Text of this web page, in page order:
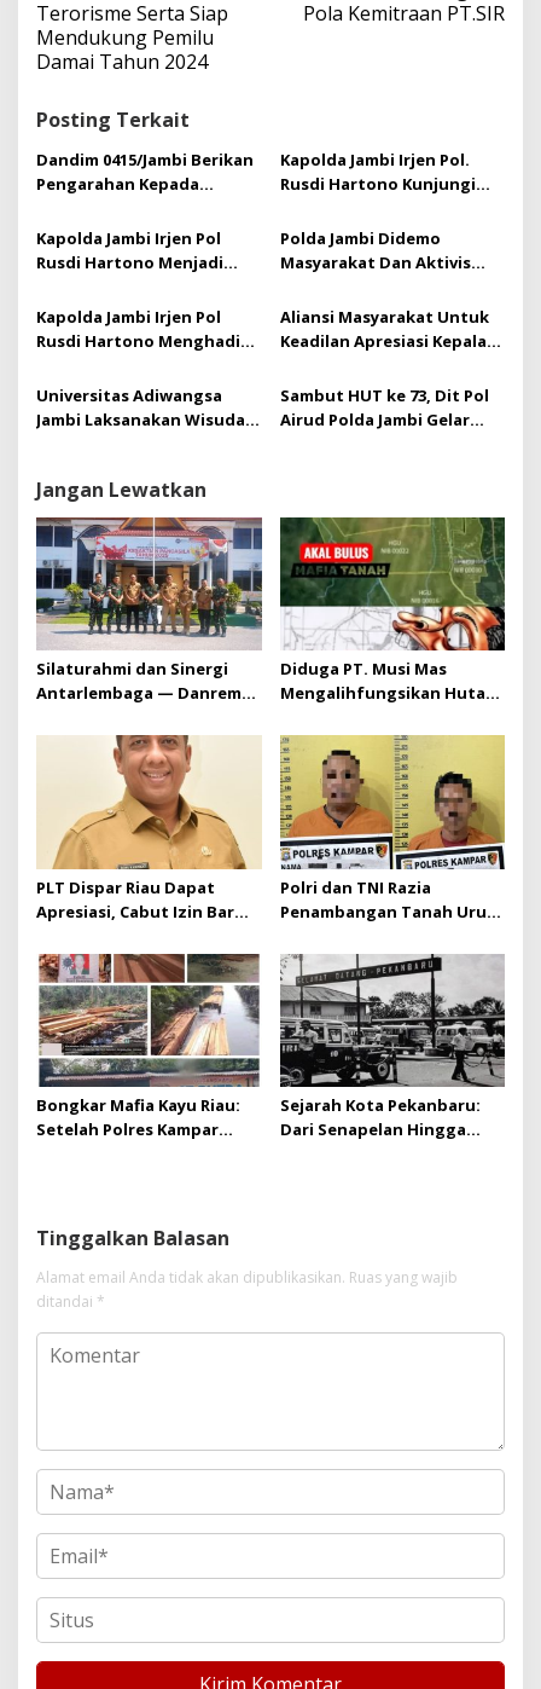
g
a
s
i
o
Terorisme Serta Siap
Mendukung Pemilu
Damai Tahun 2024
Pola Kemitraan PT.SIR
Posting Terkait
Dandim 0415/Jambi Berikan
Pengarahan Kepada
XXIII Kodim 0415/Jambi.
Kapolda Jambi Irjen Pol.
Rusdi Hartono Kunjungi
Jambi
Kapolda Jambi Irjen Pol
Rusdi Hartono Menjadi
Pimpinan Nasional Pemuda
Panca Marga Tahun 2023
Polda Jambi Didemo
Masyarakat Dan Aktivis
Sadat Yang Ditahan Oleh
Pihak Polres Muaro Jambi
Kapolda Jambi Irjen Pol
Rusdi Hartono Menghadiri
Pemilu Serentak Tahun
2024 Provinsi Jambi
Aliansi Masyarakat Untuk
Keadilan Apresiasi Kepala
Jambi Beserta Jajaran
Universitas Adiwangsa
Jambi Laksanakan Wisuda
Wisudawan/i Unaja
Sambut HUT ke 73, Dit Pol
Airud Polda Jambi Gelar
Jangan Lewatkan
Silaturahmi dan Sinergi
Antarlembaga — Danrem
Kejaksaan Negeri Kuansing
Diduga PT. Musi Mas
Mengalihfungsikan Hutan
diduga melebihi batas izin
yang diizinkan
PLT Dispar Riau Dapat
Apresiasi, Cabut Izin Bar
Pro-Rakyat
Polri dan TNI Razia
Penambangan Tanah Urug,
Bongkar Mafia Kayu Riau:
Setelah Polres Kampar
Sejarah Kota Pekanbaru:
Dari Senapelan Hingga
Tinggalkan Balasan
Alamat email Anda tidak akan dipublikasikan. Ruas yang wajib
ditandai *